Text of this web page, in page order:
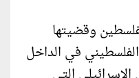
وقضيتها
في الداخل